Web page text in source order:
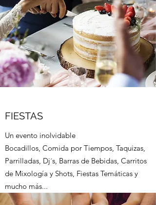
FIESTAS
Un evento inolvidable
Bocadillos, Comida por Tiempos, Taquizas,
Parrilladas, Dj´s, Barras de Bebidas, Carritos
de Mixología y Shots, Fiestas Temáticas y
mucho más...